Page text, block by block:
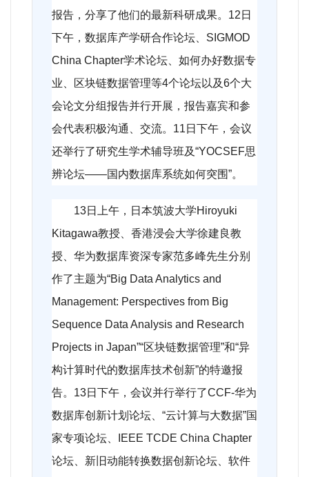
报告，分享了他们的最新科研成果。12日
下午，数据库产学研合作论坛、SIGMOD
China Chapter学术论坛、如何办好数据专
业、区块链数据管理等4个论坛以及6个大
会论文分组报告并行开展，报告嘉宾和参
会代表积极沟通、交流。11日下午，会议
还举行了研究生学术辅导班及“YOCSEF思
辨论坛——国内数据库系统如何突围”。
13日上午，日本筑波大学Hiroyuki
Kitagawa教授、香港浸会大学徐建良教
授、华为数据库资深专家范多峰先生分别
作了主题为“Big Data Analytics and
Management: Perspectives from Big
Sequence Data Analysis and Research
Projects in Japan”“区块链数据管理”和“异
构计算时代的数据库技术创新”的特邀报
告。13日下午，会议并行举行了CCF-华为
数据库创新计划论坛、“云计算与大数据”国
家专项论坛、IEEE TCDE China Chapter
论坛、新旧动能转换数据创新论坛、软件